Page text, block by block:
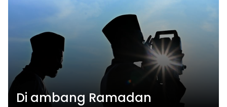
Di ambang Ramadan